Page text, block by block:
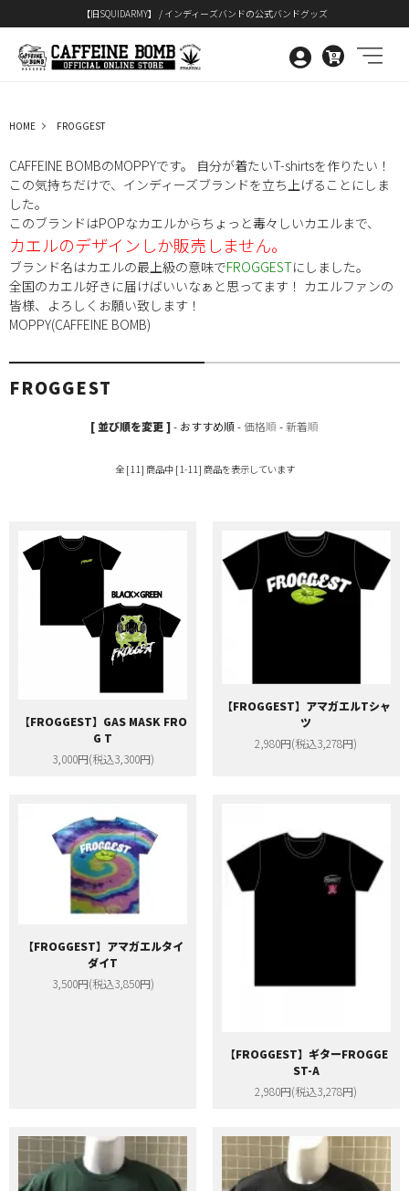
【旧SQUIDARMY】 / インディーズバンドの公式バンドグッズ
0
HOME FROGGEST
CAFFEINE BOMBのMOPPYです。 自分が着たいT-shirtsを作りたい！
この気持ちだけで、インディーズブランドを立ち上げることにしま
した。
このブランドはPOPなカエルからちょっと毒々しいカエルまで、
カエルのデザインしか販売しません。
ブランド名はカエルの最上級の意味でFROGGESTにしました。
全国のカエル好きに届けばいいなぁと思ってます！ カエルファンの
皆様、よろしくお願い致します！
MOPPY(CAFFEINE BOMB)
FROGGEST
[ 並び順を変更 ]- おすすめ順-価格順 -新着順
全 [11] 商品中 [1-11] 商品を表示しています
【FROGGEST】GAS MASK FRO
G T
3,000円(税込3,300円)
【FROGGEST】アマガエルTシャ
ツ
2,980円(税込3,278円)
【FROGGEST】アマガエルタイ
ダイT
3,500円(税込3,850円)
【FROGGEST】ギターFROGGE
ST-A
2,980円(税込3,278円)